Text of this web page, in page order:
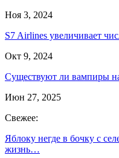
Ноя 3, 2024
S7 Airlines увеличивает
Окт 9, 2024
Существуют ли вампиры
Июн 27, 2025
Свежее:
Яблоку негде в бочку с
жизнь…